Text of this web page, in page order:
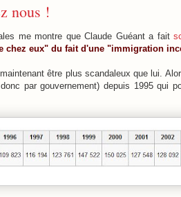
nous !
me montre que Claude Guéant a fait
chez eux" du fait d'une "immigration
être plus scandaleux que lui.
par gouvernement) depuis 1995 qui